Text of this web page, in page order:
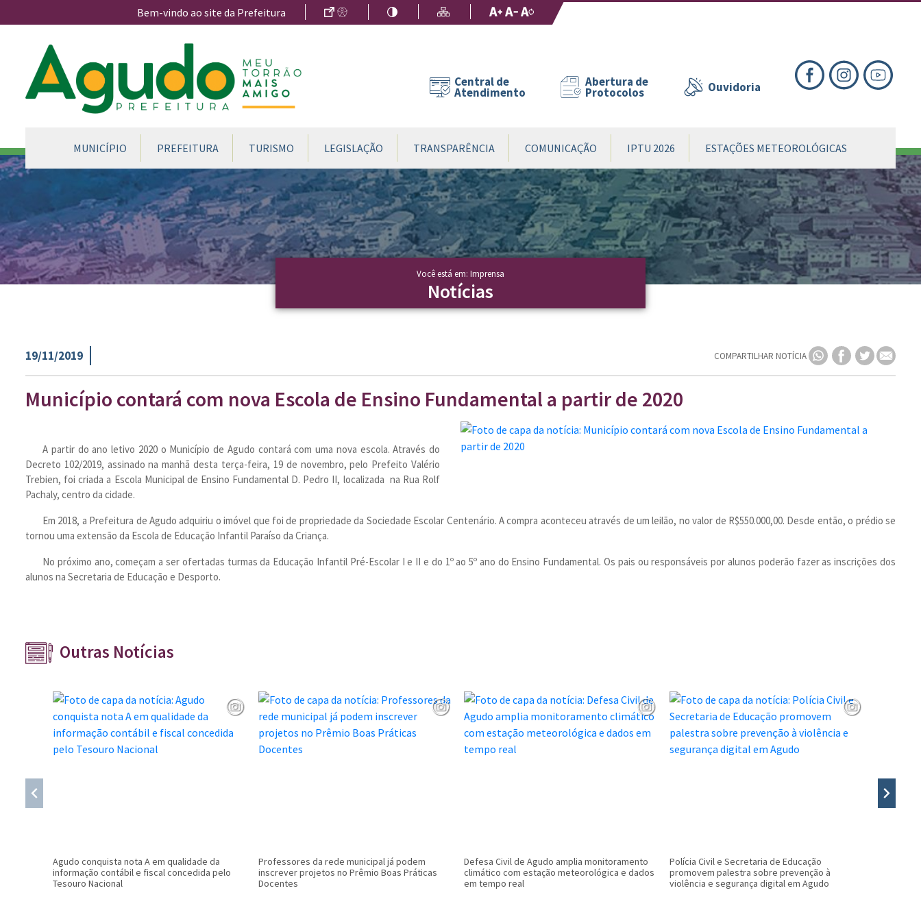
Bem-vindo ao site da Prefeitura Ir para o Conteúdo
AcessibilidadeAlto ContrasteMapa do Site Aumentar Fonte
Diminuir Fonte
Fonte Original
Central de
Atendimento
Abertura de
Protocolos Ouvidoria
CONTEÚDO DO MENU
MUNICÍPIO PREFEITURA TURISMO LEGISLAÇÃO TRANSPARÊNCIA COMUNICAÇÃO IPTU 2026 ESTAÇÕES METEOROLÓGICAS
Conteúdo Principal
Você está em: Imprensa
Notícias
19/11/2019 COMPARTILHAR NOTÍCIA
Município contará com nova Escola de Ensino Fundamental a partir de 2020
A partir do ano letivo 2020 o Município de Agudo contará com uma nova escola. Através do
Decreto 102/2019, assinado na manhã desta terça-feira, 19 de novembro, pelo Prefeito Valério
Trebien, foi criada a Escola Municipal de Ensino Fundamental D. Pedro II, localizada na Rua Rolf
Pachaly, centro da cidade.
Em 2018, a Prefeitura de Agudo adquiriu o imóvel que foi de propriedade da Sociedade Escolar Centenário. A compra aconteceu através de um leilão, no valor de R$550.000,00. Desde então, o prédio se
tornou uma extensão da Escola de Educação Infantil Paraíso da Criança.
No próximo ano, começam a ser ofertadas turmas da Educação Infantil Pré-Escolar I e II e do 1º ao 5º ano do Ensino Fundamental. Os pais ou responsáveis por alunos poderão fazer as inscrições dos
alunos na Secretaria de Educação e Desporto.
Outras Notícias
Agudo conquista nota A em qualidade da
informação contábil e fiscal concedida pelo
Tesouro Nacional
Professores da rede municipal já podem
inscrever projetos no Prêmio Boas Práticas
Docentes
Defesa Civil de Agudo amplia monitoramento
climático com estação meteorológica e dados
em tempo real
Polícia Civil e Secretaria de Educação
promovem palestra sobre prevenção à
violência e segurança digital em Agudo